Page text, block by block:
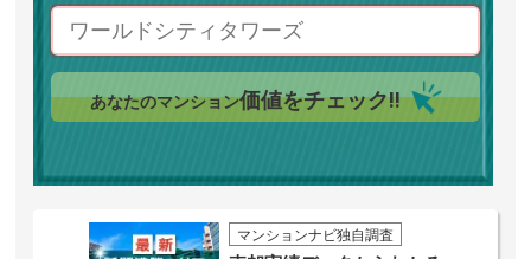
あなたのマンション価値をチェック!!
マンションナビ独自調査